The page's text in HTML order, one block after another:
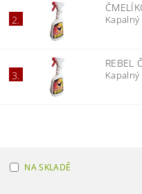
2.
3.
REBEL
NA SKLADĚ